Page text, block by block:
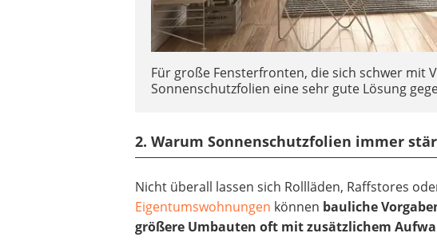
Für große Fensterfronten, die sich schwer mit
Sonnenschutzfolien eine sehr gute Lösung
2. Warum Sonnenschutzfolien immer
Nicht überall lassen sich Rollläden, Raffstores
Eigentumswohnungen können bauliche
größere Umbauten oft mit zusätzlichem